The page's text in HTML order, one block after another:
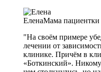
ЕленаМама пациентки
"На своём примере
лечении от
клинике. Причём в
«Боткинский».